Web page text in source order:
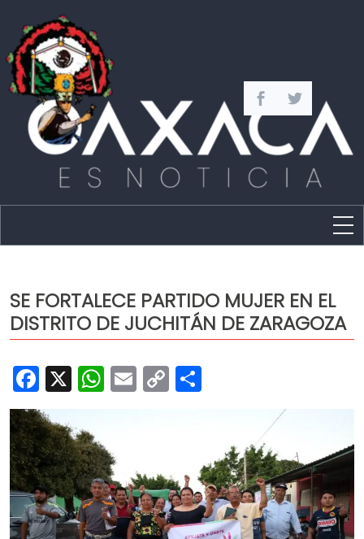
Capital
Policíaca
Cultura
Deportes
Opinión
SE FORTALECE PARTIDO MUJER EN EL
DISTRITO DE JUCHITÁN DE ZARAGOZA
Facebook
X WhatsApp
Email
Copy
Link